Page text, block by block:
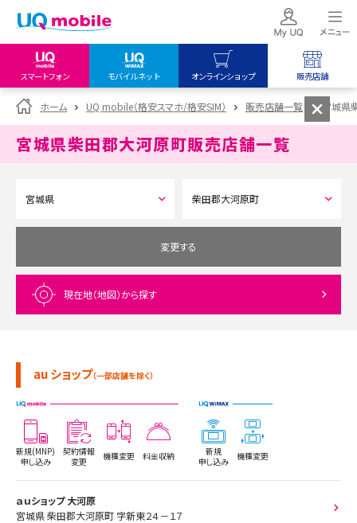
スマートフォン モバイルネット オンラインショップ 販売店舗
my UQ WiMAX
UQ WiMAX ご契約の方
My UQ mobile
データチャージサイト
UQ mobile
オンラインショップ
UQ WiMAX
UQ mobile
販売店舗
UQ WiMAX
ホーム UQ mobile（格安スマホ/格安SIM） 販売店舗一覧 宮城
宮城県柴田郡大河原町販売店舗一覧
変更する
現在地（地図）から探す
au ショップ（一部店舗を除く）
新規(MNP)
申し込み
契約情報
変更
機種変更 料金収納
新規
申し込み
機種変更
ａｕショップ 大河原
宮城県 柴田郡大河原町 字新東２４－１７